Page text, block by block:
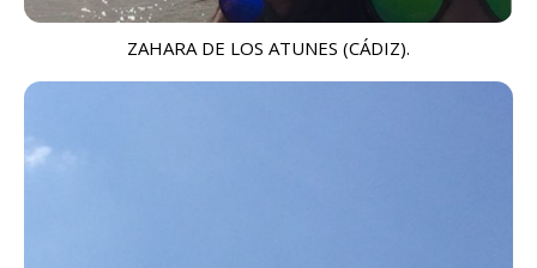
ZAHARA DE LOS ATUNES (CÁDIZ).